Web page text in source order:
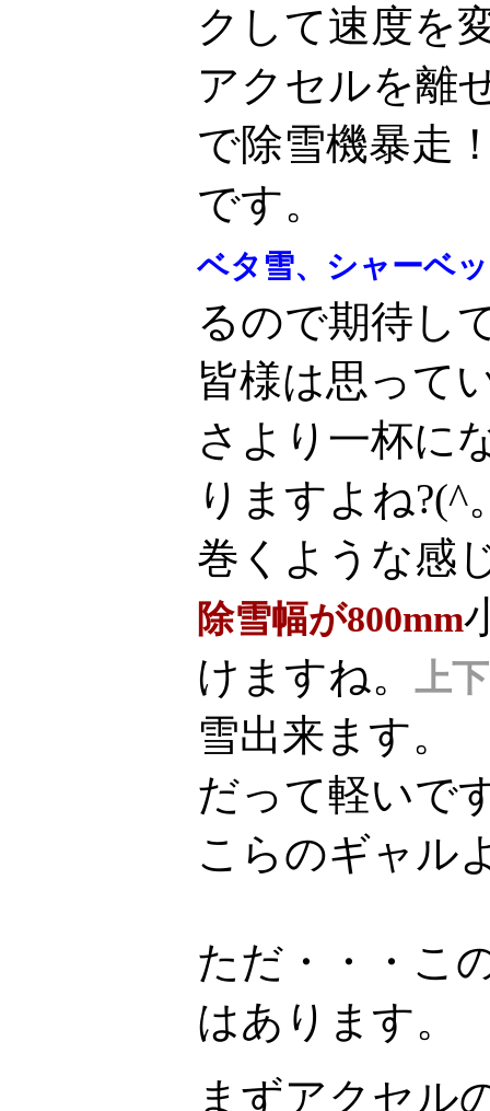
クして速度を
アクセルを離
で除雪機暴走
です。
ベタ雪、シャーベ
るので期待し
皆様は思って
さより一杯に
りますよね
巻くような感
除雪幅が800mm
けますね。 上
雪出来ます。
だって軽いで
こらのギャル
ただ・・・こ
はあります。
まずアクセル